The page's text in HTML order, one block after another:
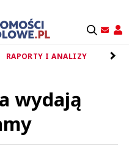
RAPORTY I ANALIZY
wydają